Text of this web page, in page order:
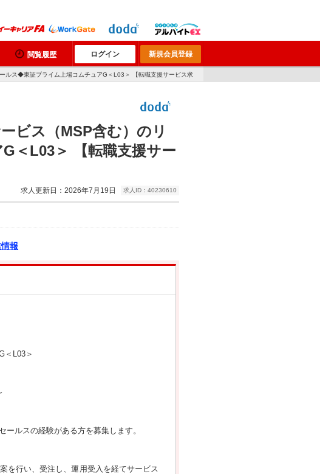
閲覧履歴 ログイン 新規会員登録
ルス◆東証プライム上場コムチュアG＜L03＞ 【転職支援サービス求
ビス（MSP含む）のリ
＜L03＞ 【転職支援サー
求人更新日：2026年7月19日 求人ID：40230610
報
＜L03＞
ルスの経験がある方を募集します。
を行い、受注し、運用受入を経てサービス